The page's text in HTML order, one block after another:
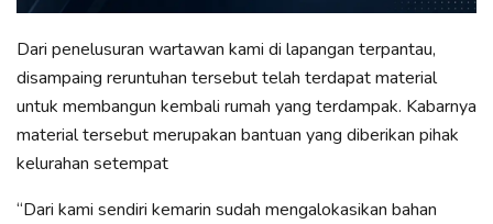
Dari penelusuran wartawan kami di lapangan terpantau,
disampaing reruntuhan tersebut telah terdapat material
untuk membangun kembali rumah yang terdampak. Kabarnya
material tersebut merupakan bantuan yang diberikan pihak
kelurahan setempat
“Dari kami sendiri kemarin sudah mengalokasikan bahan